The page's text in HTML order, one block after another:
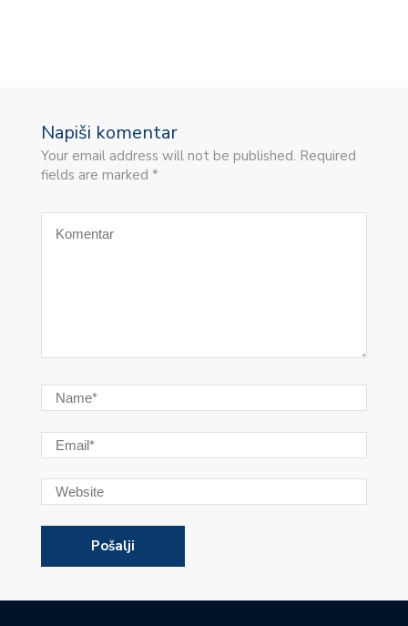
Napiši komentar
Your email address will not be published. Required
fields are marked *